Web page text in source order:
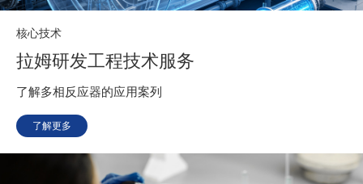
核心技术
拉姆研发工程技术服务
了解多相反应器的应用案列
了解更多